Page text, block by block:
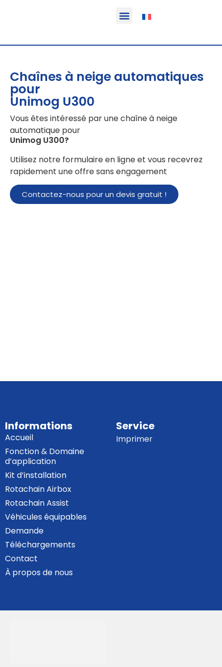
Chaînes à neige automatiques
pour
Unimog U300
Vous êtes intéressé par une chaîne à neige
automatique pour
Unimog U300?
Utilisez notre formulaire en ligne et vous recevrez
rapidement une offre sans engagement
Contactez-nous pour un devis gratuit !
Informations
Accueil
Fonction & Domaine
d’application
Kit d’installation
Rotachain Airbox
Rotachain Assist
Véhicules équipables
Demande
Téléchargements
Contact
À propos de nous
Service
Imprimer